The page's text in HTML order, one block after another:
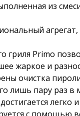
из
гриля Primo
жаркое и
очистка
лишь пару раз